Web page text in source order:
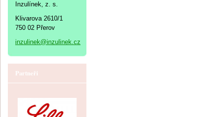
Inzulínek, z. s.
Klivarova 2610/1
750 02 Přerov
inzulinek@inzulinek.cz
Partneři